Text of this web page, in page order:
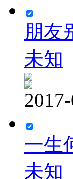
朋友
未知
一生
未知